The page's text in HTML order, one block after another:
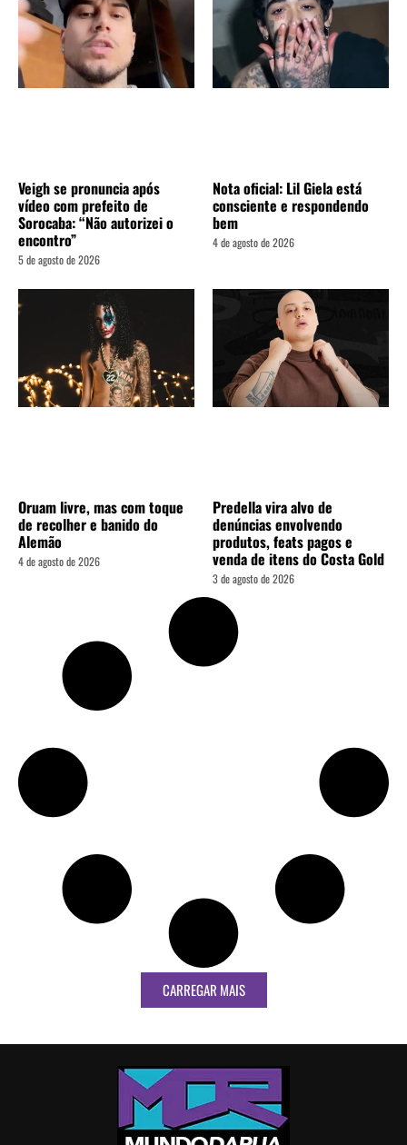
Veigh se pronuncia após
vídeo com prefeito de
Sorocaba: “Não autorizei o
encontro”
5 de agosto de 2026
Nota oficial: Lil Giela está
consciente e respondendo
bem
4 de agosto de 2026
Oruam livre, mas com toque
de recolher e banido do
Alemão
4 de agosto de 2026
Predella vira alvo de
denúncias envolvendo
produtos, feats pagos e
venda de itens do Costa Gold
3 de agosto de 2026
CARREGAR MAIS